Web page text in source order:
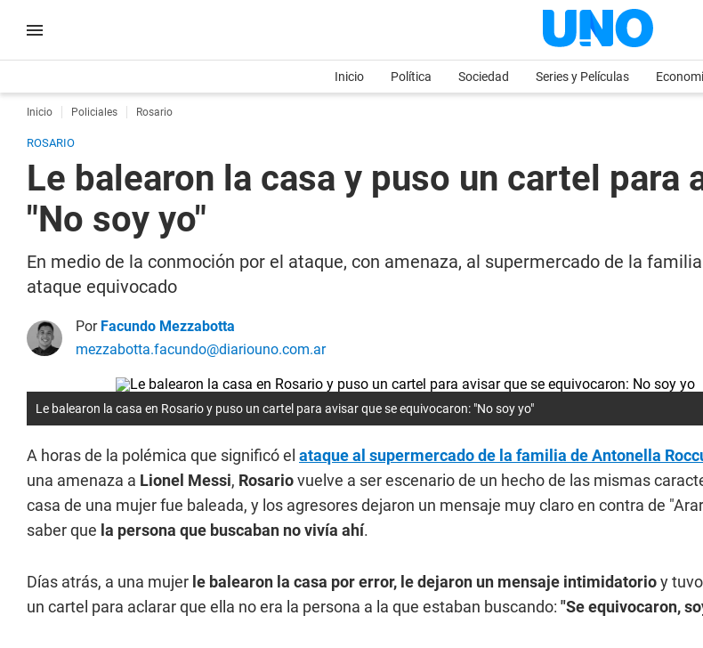
Inicio Política Sociedad Series y Películas
Inicio Policiales Rosario
ROSARIO
Le balearon la casa y puso un cartel para
"No soy yo"
En medio de la conmoción por el ataque, con amenaza, al supermercado de la
ataque equivocado
Por Facundo Mezzabotta
mezzabotta.facundo@diariouno.com.ar
Le balearon la casa en Rosario y puso un cartel para avisar que se equivocaron: "No soy yo"
A horas de la polémica que significó el ataque al supermercado de la familia de Antonella
una amenaza a Lionel Messi, Rosariovuelve a ser escenario de un hecho de las mismas
casa de una mujer fue baleada, y los agresores dejaron un mensaje muy claro en contra de
saber que la persona que buscaban no vivía ahí.
Días atrás, a una mujer le balearon la casa por error, le dejaron un mensaje intimidatorioy
un cartel para aclarar que ella no era la persona a la que estaban buscando: "Se equivocaron,